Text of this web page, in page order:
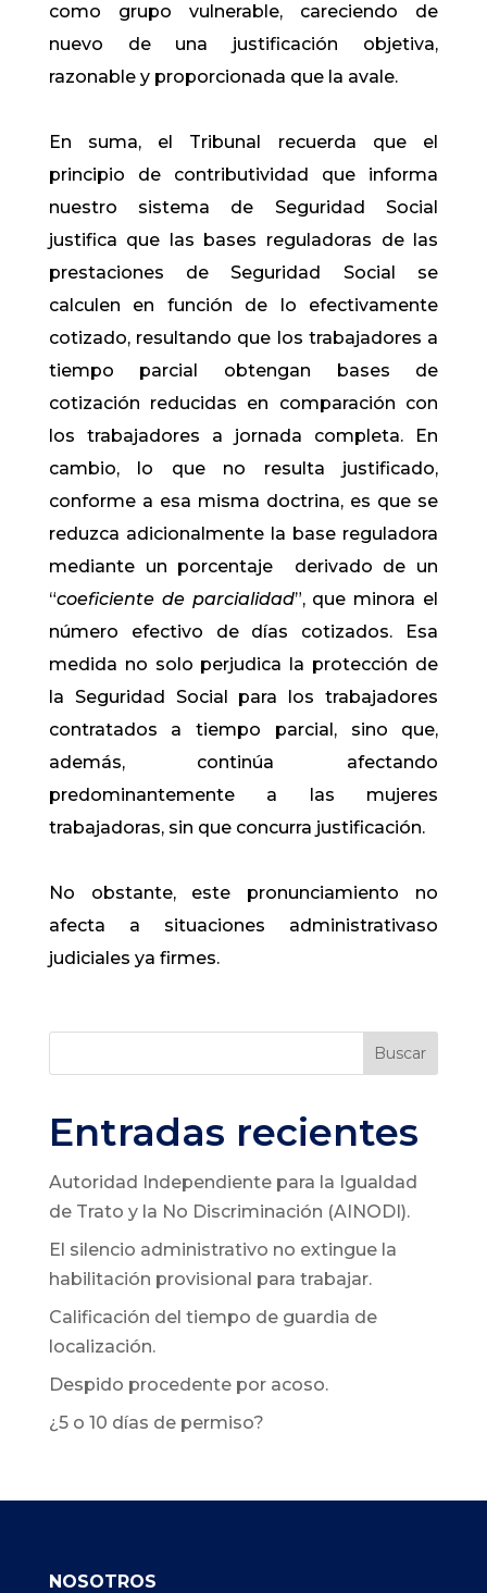
como grupo vulnerable, careciendo de
nuevo de una justificación objetiva,
razonable y proporcionada que la avale.
En suma, el Tribunal recuerda que el
principio de contributividad que informa
nuestro sistema de Seguridad Social
justifica que las bases reguladoras de las
prestaciones de Seguridad Social se
calculen en función de lo efectivamente
cotizado, resultando que los trabajadores a
tiempo parcial obtengan bases de
cotización reducidas en comparación con
los trabajadores a jornada completa. En
cambio, lo que no resulta justificado,
conforme a esa misma doctrina, es que se
reduzca adicionalmente la base reguladora
mediante un porcentaje derivado de un
“coeficiente de parcialidad”, que minora el
número efectivo de días cotizados. Esa
medida no solo perjudica la protección de
la Seguridad Social para los trabajadores
contratados a tiempo parcial, sino que,
además, continúa afectando
predominantemente a las mujeres
trabajadoras, sin que concurra justificación.
No obstante, este pronunciamiento no
afecta a situaciones administrativaso
judiciales ya firmes.
Buscar
Entradas recientes
Autoridad Independiente para la Igualdad
de Trato y la No Discriminación (AINODI).
El silencio administrativo no extingue la
habilitación provisional para trabajar.
Calificación del tiempo de guardia de
localización.
Despido procedente por acoso.
¿5 o 10 días de permiso?
NOSOTROS